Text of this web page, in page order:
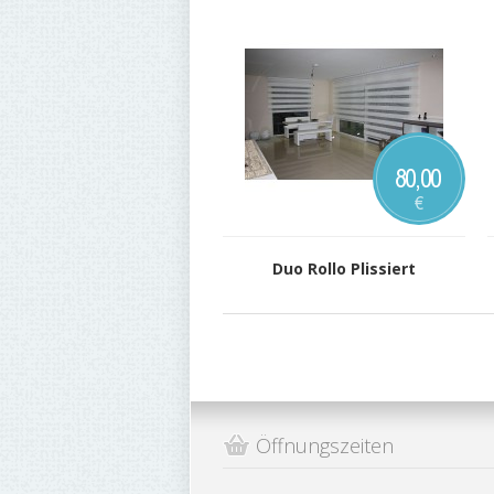
Duo Rollo Plissiert
80,00
€
Öffnungszeiten